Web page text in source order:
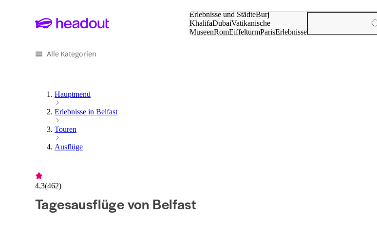
Erlebnisse und StädteBurj
KhalifaDubaiVatikanische
MuseenRomEiffelturmParisErlebnisse
Alle Kategorien
Hauptmenü
Erlebnisse in Belfast
Touren
Ausflüge
4,3(462)
Tagesausflüge von Belfast